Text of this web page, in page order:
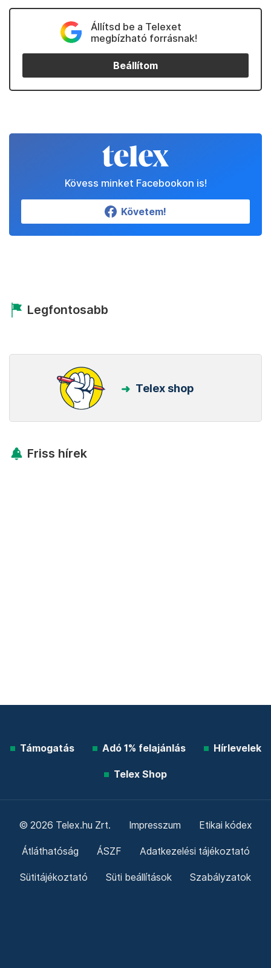
Állítsd be a Telexet
megbízható forrásnak!
Beállítom
Kövess minket Facebookon is!
Követem!
Legfontosabb
Telex shop
Friss hírek
Támogatás Adó 1% felajánlás Hírlevelek
Telex Shop
© 2026 Telex.hu Zrt. Impresszum Etikai kódex
Átláthatóság ÁSZF Adatkezelési tájékoztató
Sütitájékoztató Süti beállítások Szabályzatok